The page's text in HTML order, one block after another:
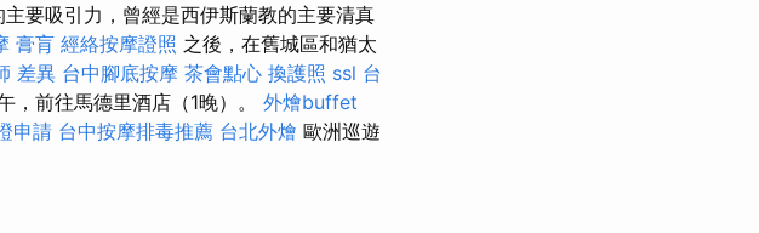
要吸引力，曾經是西伊斯蘭教的主要清真
膏肓 經絡按摩證照 之後，在舊城區和猶太
差異 台中腳底按摩 茶會點心 換護照 ssl 台
，前往馬德里酒店（1晚）。 外燴buffet
申請 台中按摩排毒推薦 台北外燴 歐洲巡遊